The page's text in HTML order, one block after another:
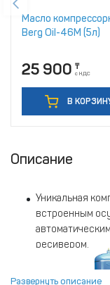
Масло
Berg Oil-46M (5л)
25 900 ₸
с НДС
В
Описание
Уникальная
встроенным
ресивером.
обладают
Развернуть описание